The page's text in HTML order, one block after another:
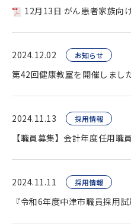
12月13日 がん患者家族向け
2024.12.02 お知らせ
第42回健康教室を開催しまし
2024.11.13 採用情報
2024.11.11 採用情報